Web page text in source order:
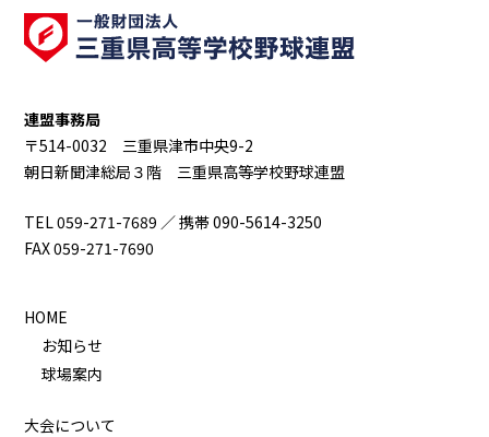
連盟事務局
〒514-0032 三重県津市中央9-2
朝日新聞津総局３階 三重県高等学校野球連盟
TEL 059-271-7689 ／ 携帯 090-5614-3250
FAX 059-271-7690
HOME
お知らせ
球場案内
大会について